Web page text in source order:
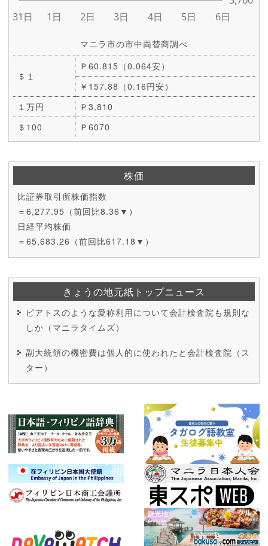
マニラ市の市中両替商調べ
＄１
Ｐ60.815（0.064安）
￥157.88（0.16円安）
１万円
Ｐ3,810
＄100
Ｐ6070
株価
比証券取引所株価指数
＝6,277.95（前回比8.36▼）
日経平均株価
＝65,683.26（前回比617.18▼）
きょうの地元紙トップニュース
ピアトスのような愛称利用について会計検査院も規則な
しか（マニラタイムズ）
副大統領の機密費は個人的に使われたと会計検査院（ス
ター）